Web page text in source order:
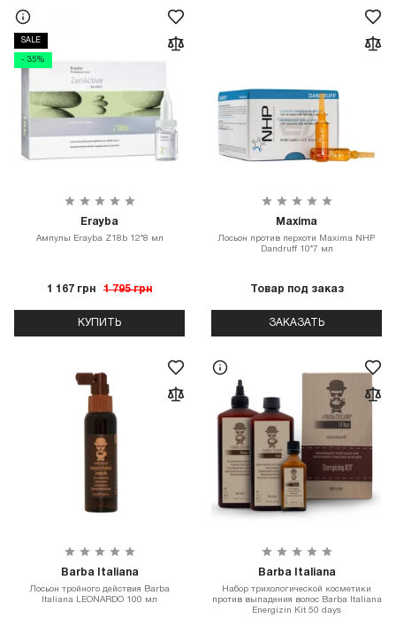
SALE
- 35%
Erayba
Ампулы Erayba Z18b 12*8 мл
1 167 грн 1 795 грн
КУПИТЬ
Maxima
Лосьон против перхоти Maxima NHP
Dandruff 10*7 мл
Товар под заказ
ЗАКАЗАТЬ
Barba Italiana
Лосьон тройного действия Barba
Italiana LEONARDO 100 мл
Barba Italiana
Набор трихологической косметики
против выпадения волос Barba Italiana
Energizin Kit 50 days